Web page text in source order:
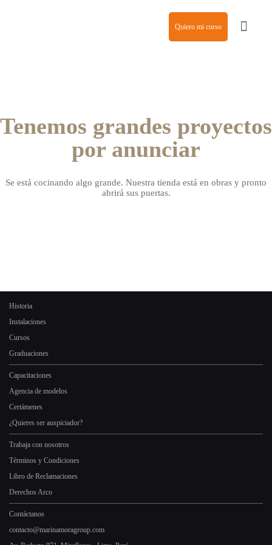
Quiero mi curso
Tenemos grandes proyectos
por anunciar
Se está cocinando algo grande. Nuestra tienda está en obras y pronto
abrirá sus puertas.
Historia
Instalaciones
Cursos
Graduaciones
Capacitaciones
Agencia de modelos
Certámenes
¿Quieres ser auspiciador?
Trabaja con nosotros
Términos y Condiciones
Libro de Reclamaciones
Derechos Arco
Contáctanos
contacto@marinamoragroup.com